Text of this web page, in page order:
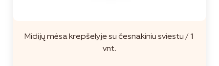
Midijų mėsa krepšelyje su česnakiniu sviestu / 1
vnt.